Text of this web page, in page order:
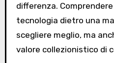
differenza.
tecnologia dietro una
scegliere meglio, ma
valore collezionistico di